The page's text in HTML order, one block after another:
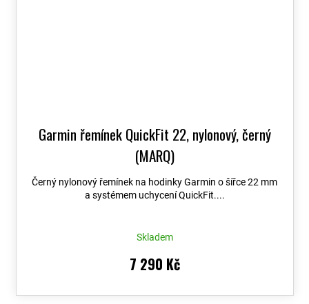
Garmin řemínek QuickFit 22, nylonový, černý
(MARQ)
Černý nylonový řemínek na hodinky Garmin o šířce 22 mm
a systémem uchycení QuickFit....
Skladem
7 290 Kč